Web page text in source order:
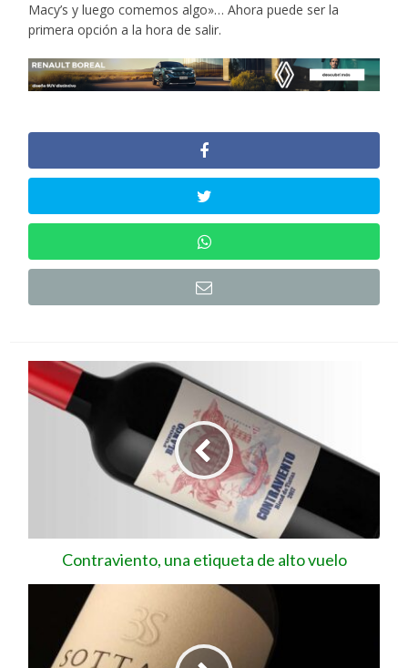
Macy’s y luego comemos algo»… Ahora puede ser la
primera opción a la hora de salir.
Contraviento, una etiqueta de alto vuelo